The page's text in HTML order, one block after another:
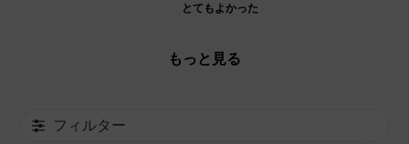
とてもよかった
もっと見る
フィルター